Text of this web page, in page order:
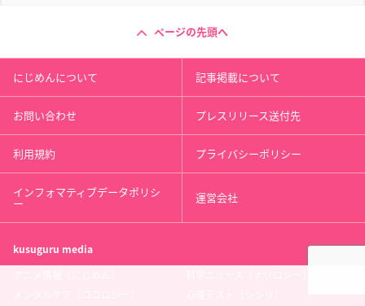
ページの先頭へ
にじめんについて 記事掲載について
お問い合わせ プレスリリース送付先
利用規約 プライバシーポリシー
インフォマティブデータポリシ
ー 運営会社
kusuguru media